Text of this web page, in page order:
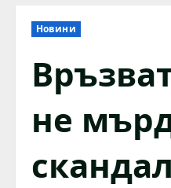
Новини
не